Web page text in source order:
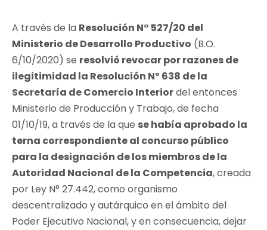
A través de la Resolución N° 527/20 del
Ministerio de Desarrollo Productivo (B.O.
6/10/2020) se resolvió revocar por razones de
ilegitimidad la Resolución Nº 638 de la
Secretaría de Comercio Interiordel entonces
Ministerio de Producción y Trabajo, de fecha
01/10/19, a través de la que se había aprobado la
terna correspondiente al concurso público
para la designación de los miembros de la
Autoridad Nacional de la Competencia, creada
por Ley N° 27.442, como organismo
descentralizado y autárquico en el ámbito del
Poder Ejecutivo Nacional, y en consecuencia, dejar